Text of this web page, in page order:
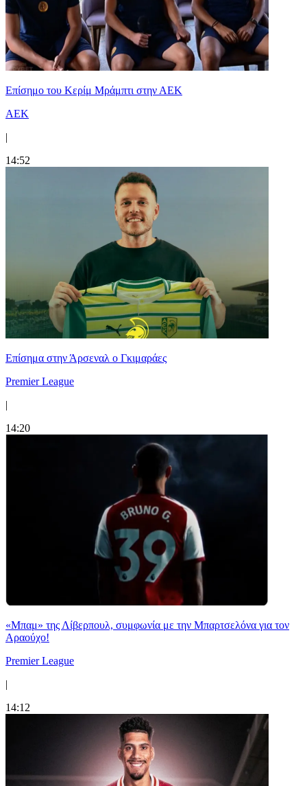
Επίσημο του Κερίμ Μράμπτι στην ΑΕK
ΑΕΚ
|
14:52
Επίσημα στην Άρσεναλ ο Γκιμαράες
Premier League
|
14:20
«Μπαμ» της Λίβερπουλ, συμφωνία με την Μπαρτσελόνα για τον
Αραούχο!
Premier League
|
14:12